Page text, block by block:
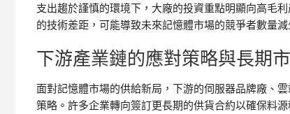
支出趨於謹慎的環境下，大廠的投資重點明顯向高毛
的技術差距，可能導致未來記憶體市場的競爭者數量
下游產業鏈的應對策略與長期
面對記憶體市場的供給新局，下游的伺服器品牌廠、
策略。許多企業轉向簽訂更長期的供貨合約以確保料